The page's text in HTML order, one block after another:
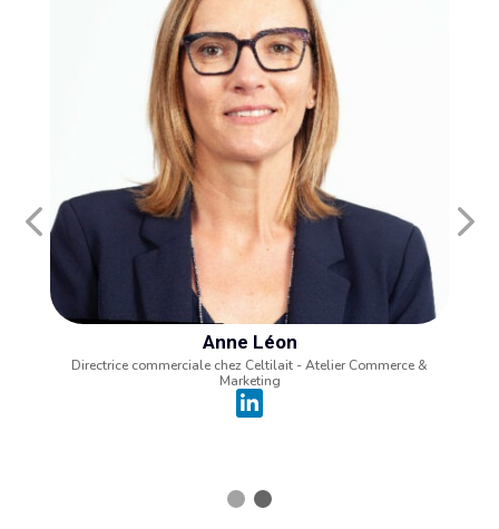
Anne Léon
Directrice commerciale chez Celtilait - Atelier Commerce &
Marketing